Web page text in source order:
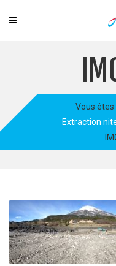
Vous êtes
Extraction